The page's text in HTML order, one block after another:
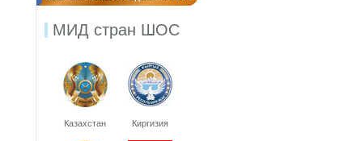
МИД стран ШОС
Казахстан Киргизия